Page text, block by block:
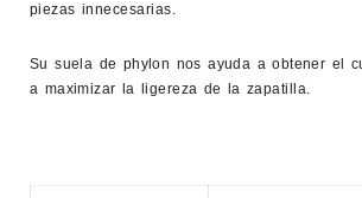
piezas innecesarias.
Su suela de phylon nos ayuda a obtener el
a maximizar la ligereza de la zapatilla.